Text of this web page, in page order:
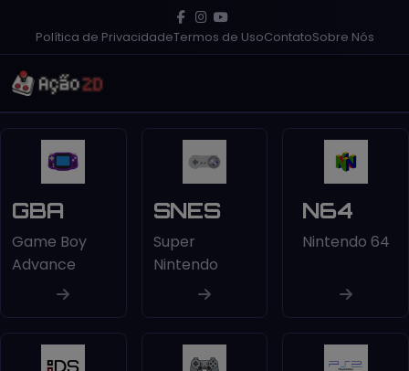
Política de PrivacidadeTermos de UsoContatoSobre Nós
GBA
Game Boy
Advance
SNES
Super
Nintendo
N64
Nintendo 64